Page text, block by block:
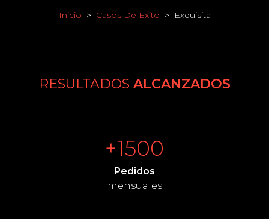
Inicio Casos De Exito Exquisita
RESULTADOS ALCANZADOS
+1500
Pedidos
mensuales